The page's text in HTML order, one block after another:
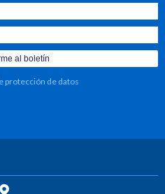
protección de datos